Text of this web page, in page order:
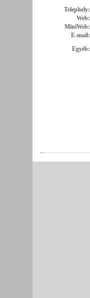
Telephely:
Web:
MiniWeb:
E-mail:
Egyéb: